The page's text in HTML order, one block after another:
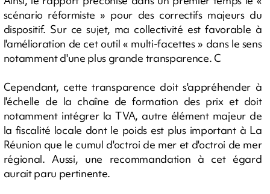
scénario réformiste » pour des correctifs majeurs du
dispositif. Sur ce sujet, ma collectivité est favorable à
l'amélioration de cet outil « multi-facettes » dans le sens
notamment d'une plus grande transparence. C
Cependant, cette transparence doit s'appréhender à
l'échelle de la chaîne de formation des prix et doit
notamment intégrer la TVA, autre élément majeur de
la fiscalité locale dont le poids est plus important à La
Réunion que le cumul d'octroi de mer et d'octroi de mer
régional. Aussi, une recommandation à cet égard
aurait paru pertinente.